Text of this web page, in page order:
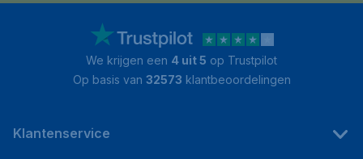
We krijgen een 4 uit 5 op Trustpilot
Op basis van 32573 klantbeoordelingen
Klantenservice